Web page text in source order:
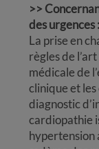
>>
des urgences :
La prise en
règles de
médicale de
clinique et
diagnostic
cardiopathie
hypertension